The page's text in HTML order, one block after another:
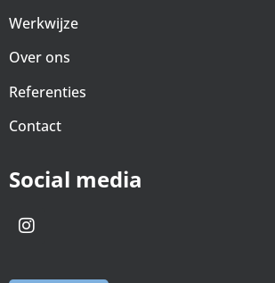
Werkwijze
Over ons
Referenties
Contact
Social media